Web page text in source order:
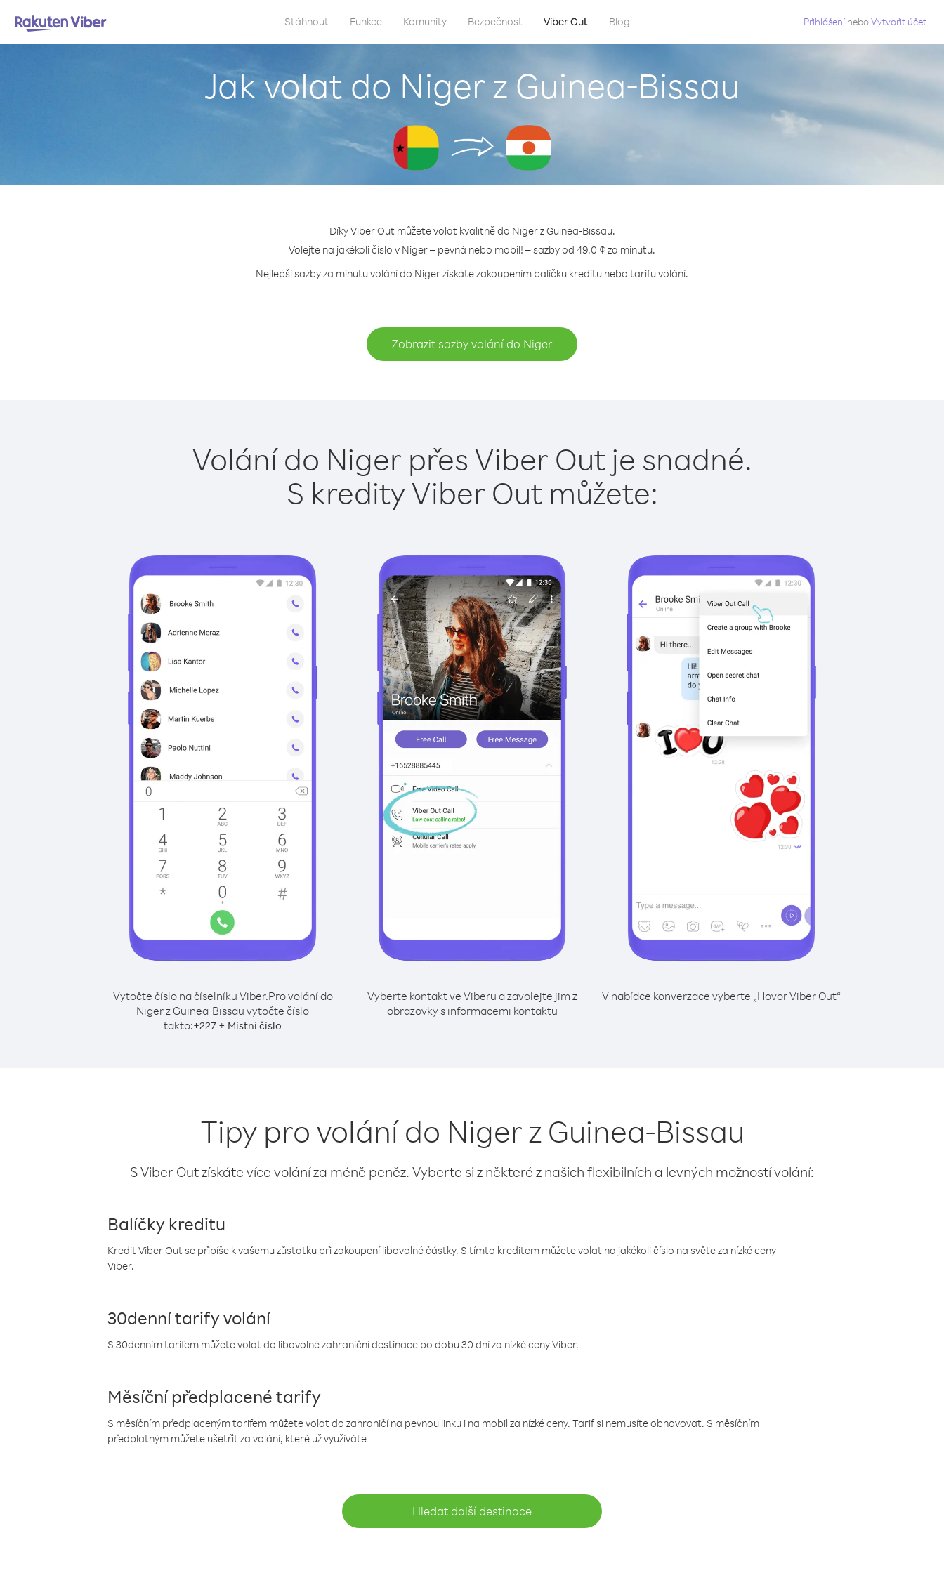
Stáhnout Funkce Komunity Bezpečnost Viber Out Blog Přihlášení neboVytvořit účet
Jak volat do Niger z Guinea-Bissau
Díky Viber Out můžete volat kvalitně do Niger z Guinea-Bissau.
Volejte na jakékoli číslo v Niger – pevná nebo mobil! – sazby od 49.0 ¢ za minutu.
Nejlepší sazby za minutu volání do Niger získáte zakoupením balíčku kreditu nebo tarifu volání.
Zobrazit sazby volání do Niger
Volání do Niger přes Viber Out je snadné.
S kredity Viber Out můžete:
Vytočte číslo na číselníku Viber.Pro volání do
Niger z Guinea-Bissau vytočte číslo
takto:+227 + Místní číslo
Vyberte kontakt ve Viberu a zavolejte jim z
obrazovky s informacemi kontaktu
V nabídce konverzace vyberte „Hovor Viber Out“
Tipy pro volání do Niger z Guinea-Bissau
S Viber Out získáte více volání za méně peněz. Vyberte si z některé z našich flexibilních a levných možností volání:
Balíčky kreditu
Kredit Viber Out se připíše k vašemu zůstatku při zakoupení libovolné částky. S tímto kreditem můžete volat na jakékoli číslo na světe za nízké ceny
Viber.
30denní tarify volání
S 30denním tarifem můžete volat do libovolné zahraniční destinace po dobu 30 dní za nízké ceny Viber.
Měsíční předplacené tarify
S měsíčním předplaceným tarifem můžete volat do zahraničí na pevnou linku i na mobil za nízké ceny. Tarif si nemusíte obnovovat. S měsíčním
předplatným můžete ušetřit za volání, které už využíváte
Hledat další destinace